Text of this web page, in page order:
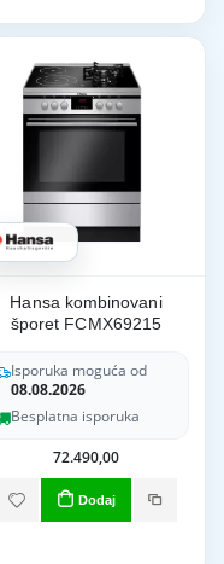
Hansa kombinovani
šporet FCMX69215
Isporuka moguća od
08.08.2026
Besplatna isporuka
72.490,00
Dodaj